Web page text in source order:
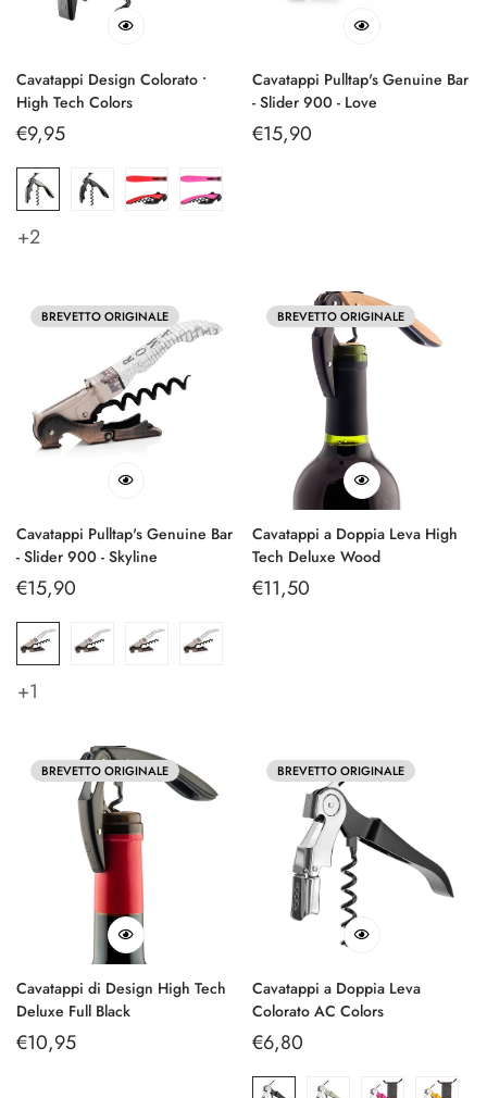
Cavatappi Design Colorato •
High Tech Colors
Prezzo
regolare
€9,95
+2
Cavatappi Pulltap's Genuine Bar
- Slider 900 - Love
Prezzo
€15,90
BREVETTO ORIGINALE
Cavatappi Pulltap's Genuine Bar
- Slider 900 - Skyline
Prezzo
regolare
€15,90
+1
BREVETTO ORIGINALE
Cavatappi a Doppia Leva High
Tech Deluxe Wood
Prezzo
€11,50
BREVETTO ORIGINALE
Cavatappi di Design High Tech
Deluxe Full Black
Prezzo
€10,95
BREVETTO ORIGINALE
Cavatappi a Doppia Leva
Colorato AC Colors
Prezzo
regolare
€6,80